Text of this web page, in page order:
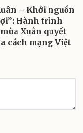
– Khởi nguồn
Hành trình
Xuân quyết
cách mạng Việt